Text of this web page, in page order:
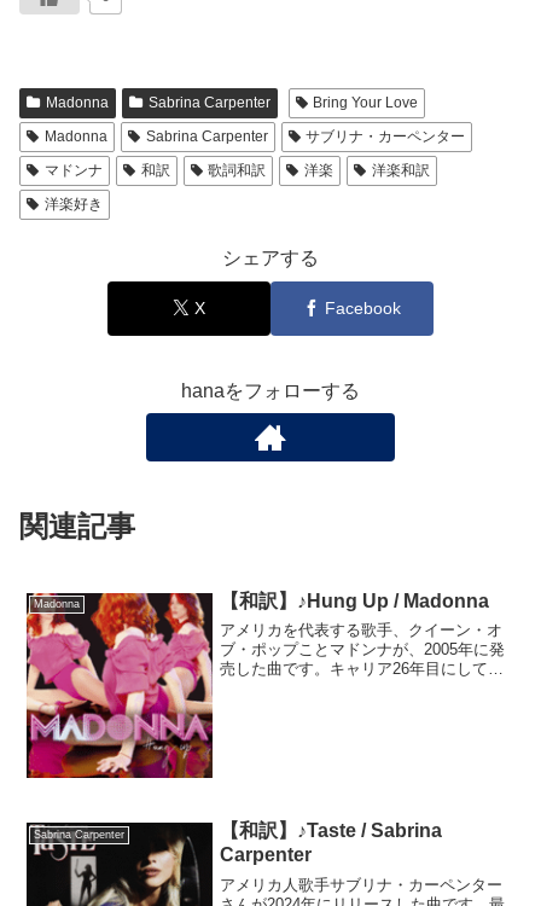
Madonna Sabrina Carpenter
Bring Your Love
Madonna
Sabrina Carpenter
サブリナ・カーペンター
マドンナ
和訳 歌詞和訳 洋楽
洋楽和訳
洋楽好き
シェアする
X Facebook
hanaをフォローする
関連記事
Madonna 【和訳】♪Hung Up / Madonna
アメリカを代表する歌手、クイーン・オ
ブ・ポップことマドンナが、2005年に発
売した曲です。キャリア26年目にして、
Sabrina Carpenter
【和訳】♪Taste / Sabrina
Carpenter
アメリカ人歌手サブリナ・カーペンター